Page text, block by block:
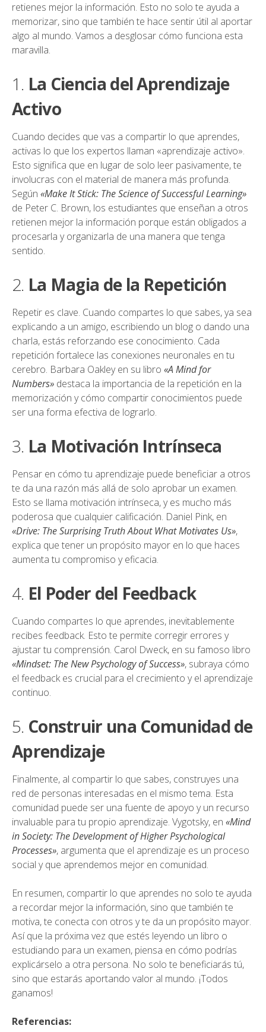
retienes mejor la información. Esto no solo te ayuda a
memorizar, sino que también te hace sentir útil al aportar
algo al mundo. Vamos a desglosar cómo funciona esta
maravilla.
1. La Ciencia del Aprendizaje
Activo
Cuando decides que vas a compartir lo que aprendes,
activas lo que los expertos llaman «aprendizaje activo».
Esto significa que en lugar de solo leer pasivamente, te
involucras con el material de manera más profunda.
Según «Make It Stick: The Science of Successful Learning»
de Peter C. Brown, los estudiantes que enseñan a otros
retienen mejor la información porque están obligados a
procesarla y organizarla de una manera que tenga
sentido.
2. La Magia de la Repetición
Repetir es clave. Cuando compartes lo que sabes, ya sea
explicando a un amigo, escribiendo un blog o dando una
charla, estás reforzando ese conocimiento. Cada
repetición fortalece las conexiones neuronales en tu
cerebro. Barbara Oakley en su libro «A Mind for
Numbers» destaca la importancia de la repetición en la
memorización y cómo compartir conocimientos puede
ser una forma efectiva de lograrlo.
3. La Motivación Intrínseca
Pensar en cómo tu aprendizaje puede beneficiar a otros
te da una razón más allá de solo aprobar un examen.
Esto se llama motivación intrínseca, y es mucho más
poderosa que cualquier calificación. Daniel Pink, en
«Drive: The Surprising Truth About What Motivates Us»,
explica que tener un propósito mayor en lo que haces
aumenta tu compromiso y eficacia.
4. El Poder del Feedback
Cuando compartes lo que aprendes, inevitablemente
recibes feedback. Esto te permite corregir errores y
ajustar tu comprensión. Carol Dweck, en su famoso libro
«Mindset: The New Psychology of Success», subraya cómo
el feedback es crucial para el crecimiento y el aprendizaje
continuo.
5. Construir una Comunidad de
Aprendizaje
Finalmente, al compartir lo que sabes, construyes una
red de personas interesadas en el mismo tema. Esta
comunidad puede ser una fuente de apoyo y un recurso
invaluable para tu propio aprendizaje. Vygotsky, en «Mind
in Society: The Development of Higher Psychological
Processes», argumenta que el aprendizaje es un proceso
social y que aprendemos mejor en comunidad.
En resumen, compartir lo que aprendes no solo te ayuda
a recordar mejor la información, sino que también te
motiva, te conecta con otros y te da un propósito mayor.
Así que la próxima vez que estés leyendo un libro o
estudiando para un examen, piensa en cómo podrías
explicárselo a otra persona. No solo te beneficiarás tú,
sino que estarás aportando valor al mundo. ¡Todos
ganamos!
Referencias: